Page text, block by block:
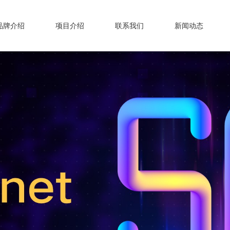
牌介绍 项目介绍 联系我们 新闻动态